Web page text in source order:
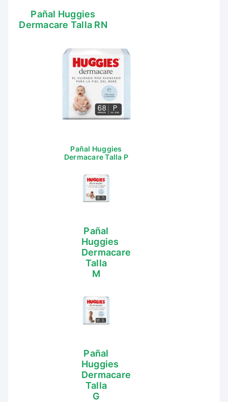
Pañal Huggies
Dermacare Talla RN
Pañal Huggies
Dermacare Talla P
Pañal
Huggies
Dermacare
Talla
M
Pañal
Huggies
Dermacare
Talla
G